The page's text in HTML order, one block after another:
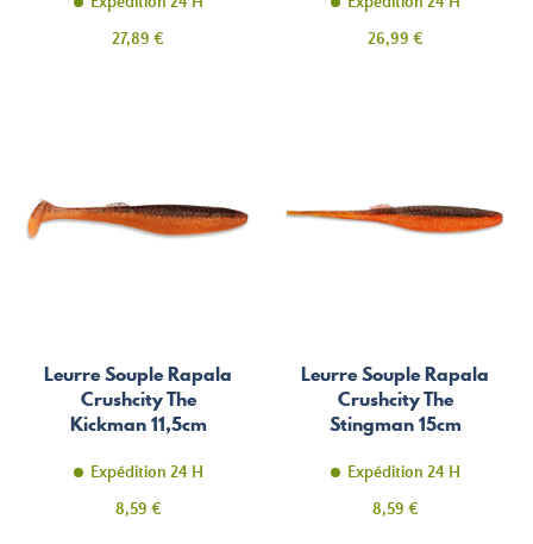
Prix
27,89 €
Prix
26,99 €
Leurre Souple Rapala
Crushcity The
Kickman 11,5cm
Expédition 24 H
Prix
8,59 €
Leurre Souple Rapala
Crushcity The
Stingman 15cm
Expédition 24 H
Prix
8,59 €